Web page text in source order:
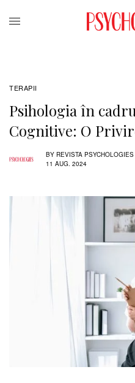
TERAPII
Psihologia în
Cognitive: O
BY REVISTA PSYCHOLOGIES
11 AUG. 2024